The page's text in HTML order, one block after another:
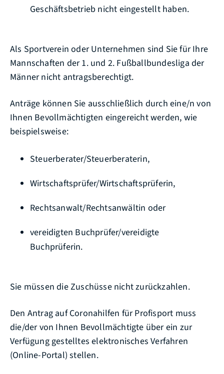
Geschäftsbetrieb nicht eingestellt haben.
Als Sportverein oder Unternehmen sind Sie für Ihre
Mannschaften der 1. und 2. Fußballbundesliga der
Männer nicht antragsberechtigt.
Anträge können Sie ausschließlich durch eine/n von
Ihnen Bevollmächtigten eingereicht werden, wie
beispielsweise:
Steuerberater/Steuerberaterin,
Wirtschaftsprüfer/Wirtschaftsprüferin,
Rechtsanwalt/Rechtsanwältin oder
vereidigten Buchprüfer/vereidigte
Buchprüferin.
Sie müssen die Zuschüsse nicht zurückzahlen.
Den Antrag auf Coronahilfen für Profisport muss
die/der von Ihnen Bevollmächtigte über ein zur
Verfügung gestelltes elektronisches Verfahren
(Online-Portal) stellen.